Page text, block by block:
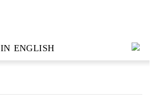
IN ENGLISH